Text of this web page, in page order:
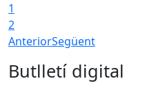
1
2
AnteriorSegüent
Butlletí digital